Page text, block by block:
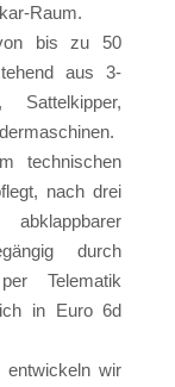
Raum.
bis zu 50
aus 3-
Sattelkipper,
technischen
nach drei
durch
Telematik
in Euro 6d
wir